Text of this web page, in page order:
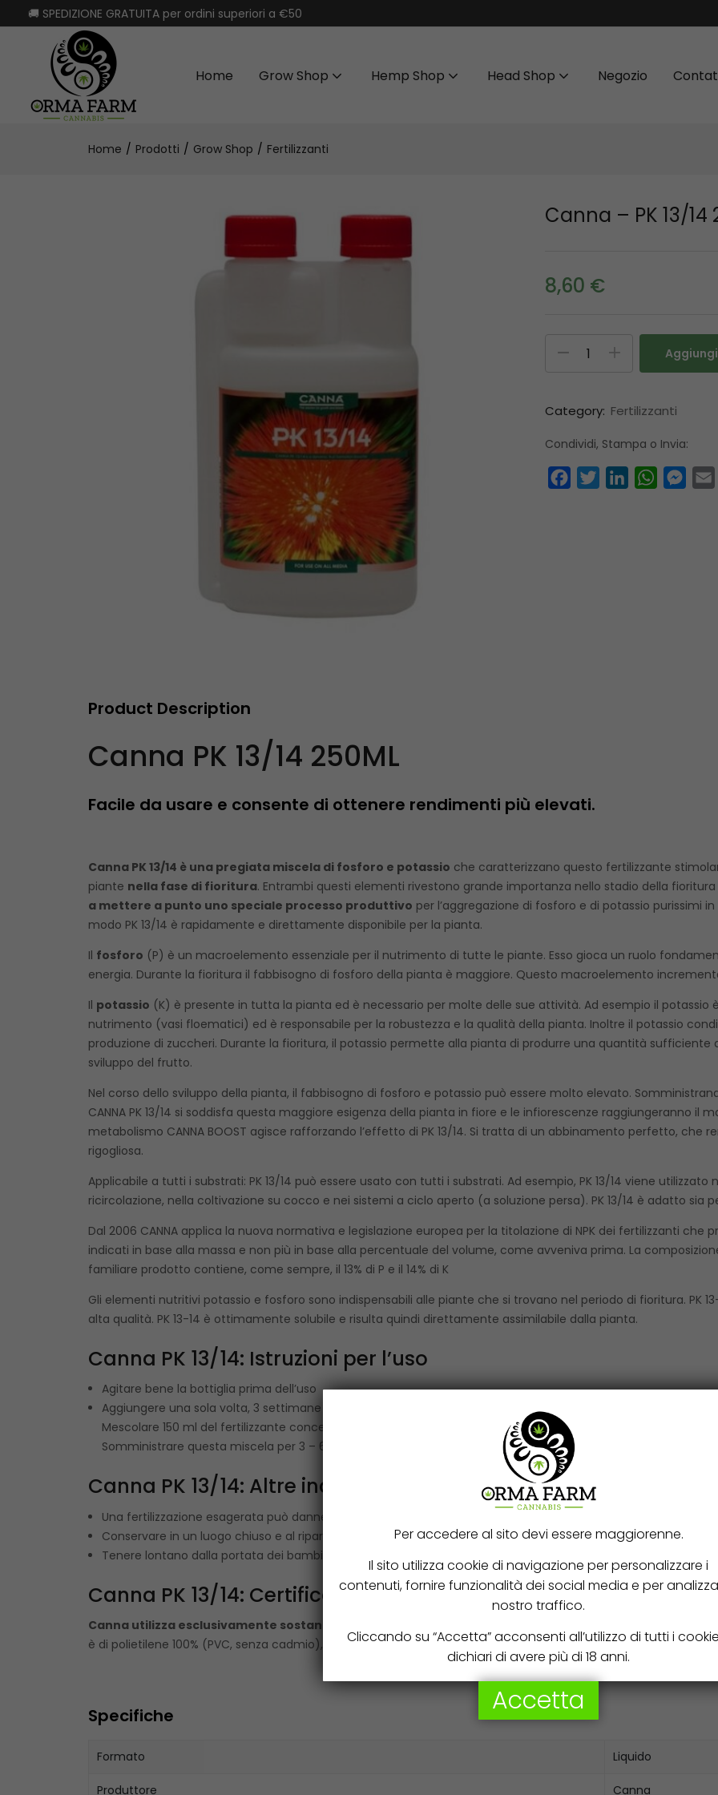
🚚 SPEDIZIONE GRATUITA per ordini superiori a €50
Home Grow Shop Hemp Shop Head Shop Negozio
Home Prodotti Grow Shop Fertilizzanti
Canna – PK 13/14
8,60 €
Category: Fertilizzanti
Condividi, Stampa o Invia:
FacebookTwitterLinkedInWhatsApp
Product Description
Canna PK 13/14 250ML
Facile da usare e consente di ottenere rendimenti più elevati.
Canna PK 13/14 è una pregiata miscela di fosforo e potassio che caratterizzano questo fertilizzante
piante nella fase di fioritura. Entrambi questi elementi rivestono grande importanza nello stadio della
a mettere a punto uno speciale processo produttivo per l’aggregazione di fosforo e di potassio purissimi
modo PK 13/14 è rapidamente e direttamente disponibile per la pianta.
Il fosforo (P) è un macroelemento essenziale per il nutrimento di tutte le piante. Esso gioca un ruolo
energia. Durante la fioritura il fabbisogno di fosforo della pianta è maggiore. Questo macroelemento
Il potassio (K) è presente in tutta la pianta ed è necessario per molte delle sue attività. Ad esempio il potassio
nutrimento (vasi floematici) ed è responsabile per la robustezza e la qualità della pianta. Inoltre il potassio
produzione di zuccheri. Durante la fioritura, il potassio permette alla pianta di produrre una quantità sufficiente
sviluppo del frutto.
Nel corso dello sviluppo della pianta, il fabbisogno di fosforo e potassio può essere molto elevato.
CANNA PK 13/14 si soddisfa questa maggiore esigenza della pianta in fiore e le infiorescenze raggiungeranno il
metabolismo CANNA BOOST agisce rafforzando l’effetto di PK 13/14. Si tratta di un abbinamento perfetto, che
rigogliosa.
Applicabile a tutti i substrati: PK 13/14 può essere usato con tutti i substrati. Ad esempio, PK 13/14 viene
ricircolazione, nella coltivazione su cocco e nei sistemi a ciclo aperto (a soluzione persa). PK 13/14 è adatto sia
Dal 2006 CANNA applica la nuova normativa e legislazione europea per la titolazione di NPK dei fertilizzanti che
indicati in base alla massa e non più in base alla percentuale del volume, come avveniva prima. La
familiare prodotto contiene, come sempre, il 13% di P e il 14% di K
Gli elementi nutritivi potassio e fosforo sono indispensabili alle piante che si trovano nel periodo di fioritura. PK
alta qualità. PK 13-14 è ottimamente solubile e risulta quindi direttamente assimilabile dalla pianta.
Canna PK 13/14: Istruzioni per l’uso
Agitare bene la bottiglia prima dell’uso
Aggiungere una sola volta, 3 settimane prima della raccolta, il prodotto PK 13/14 a un bidone pieno di
Mescolare 150 ml del fertilizzante concentrato con 100 litro d’acqua (1:666)
Somministrare questa miscela per 3 – 6 giorni assieme al liquido di irrigazione
Canna PK 13/14: Altre indicazioni
Una fertilizzazione esagerata può danneggiare la qualità del terreno e della pianta
Conservare in un luogo chiuso e al riparo dal gelo
Tenere lontano dalla portata dei bambini
Canna PK 13/14: Certificazioni e Garanzie
Canna utilizza esclusivamente sostanze nutrienti
e chelati puri e di alta qualità assimilabili direttamente
è di polietilene 100% (PVC, senza cadmio), una plastica di facile biodegradabilità e anche riciclabile.
Specifiche
Formato Liquido
Produttore Canna
Per accedere al sito devi essere maggiorenne.
Il sito utilizza cookie di navigazione per personalizzare i
contenuti, fornire funzionalità dei social media e per
nostro traffico.
Cliccando su “Accetta” acconsenti all’utilizzo di tutti i
dichiari di avere più di 18 anni.
Accetta